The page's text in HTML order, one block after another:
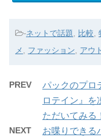
-ネットで話題, 比較,
メ , ファッション, アウ
PREV
パックのプロ
ロテイン』を
ただいてみる
NEXT
お喋りできる